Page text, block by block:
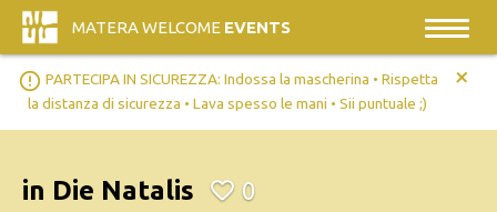
MATERA WELCOME EVENTS
error_outline PARTECIPA IN SICUREZZA: Indossa la mascherina • Rispetta
la distanza di sicurezza • Lava spesso le mani • Sii puntuale ;)
+
in Die Natalis 0